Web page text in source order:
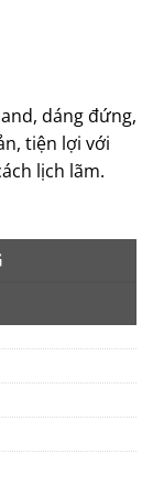
dáng đứng,
tiện lợi với
lịch lãm.